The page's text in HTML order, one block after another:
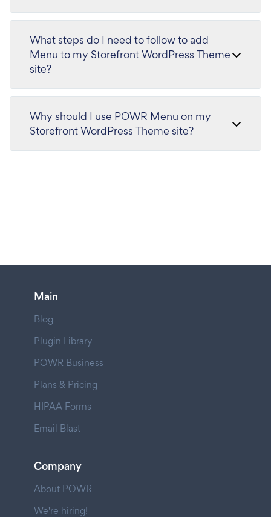
What steps do I need to follow to add
Menu to my Storefront WordPress Theme
site?
Why should I use POWR Menu on my
Storefront WordPress Theme site?
Main
Blog
Plugin Library
POWR Business
Plans & Pricing
HIPAA Forms
Email Blast
Company
About POWR
We're hiring!